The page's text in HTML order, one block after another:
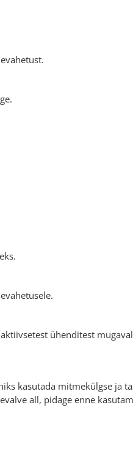
ühenditest
kasutada mitmekülgse ja
all, pidage enne